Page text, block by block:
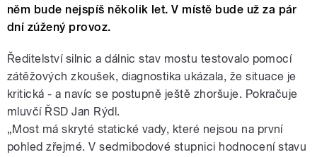
něm bude nejspíš několik let. V místě bude už za pár
dní zúžený provoz.
Ředitelství silnic a dálnic stav mostu testovalo pomocí
zátěžových zkoušek, diagnostika ukázala, že situace je
kritická - a navíc se postupně ještě zhoršuje. Pokračuje
mluvčí ŘSD Jan Rýdl.
„Most má skryté statické vady, které nejsou na první
pohled zřejmé. V sedmibodové stupnici hodnocení stavu